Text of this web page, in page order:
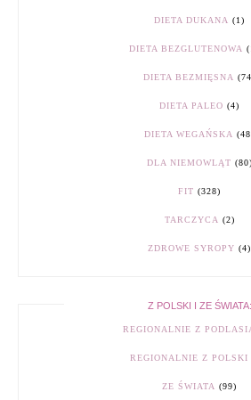
DIETA DUKANA (1)
DIETA BEZGLUTENOWA
DIETA BEZMIĘSNA
DIETA PALEO (4)
DIETA WEGAŃSKA
DLA NIEMOWLĄT (80)
FIT (328)
TARCZYCA (2)
ZDROWE SYROPY (4)
Z POLSKI I ZE ŚWIATA:
REGIONALNIE Z
REGIONALNIE Z POLSKI
ZE ŚWIATA (99)